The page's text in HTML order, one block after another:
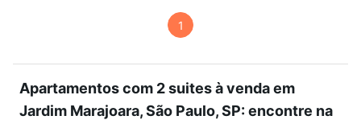
1
Apartamentos com 2 suites à venda em
Jardim Marajoara, São Paulo, SP: encontre na